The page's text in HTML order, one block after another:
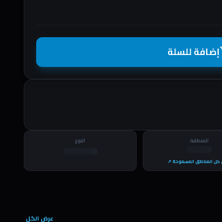
إضافة للسلة
المنطقة
المناطق المسموحة ↗
النوع
عرض الكل